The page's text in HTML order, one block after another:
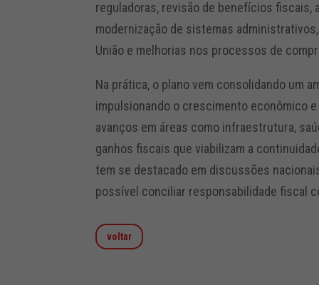
reguladoras, revisão de benefícios fiscais,
modernização de sistemas
União e melhorias nos processos de
Na prática, o plano vem consolidando um
impulsionando o crescimento econômico
avanços em áreas como infraestrutura,
ganhos fiscais que viabilizam a
tem se destacado em discussões
possível conciliar responsabilidade fiscal
voltar